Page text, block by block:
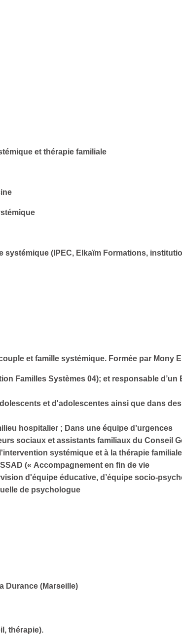
et thérapie familiale
(IPEC, Elkaïm Formations,
et famille systémique. Formée par Mony
Familles Systèmes 04); et responsable d’un
et d'adolescentes ainsi que dans
hospitalier ; Dans une équipe d’urgences
sociaux et assistants familiaux du Conseil
systémique et à la thérapie
(« Accompagnement en fin de vie
d'équipe éducative, d’équipe socio-
de psychologue
Durance (Marseille)
thérapie).